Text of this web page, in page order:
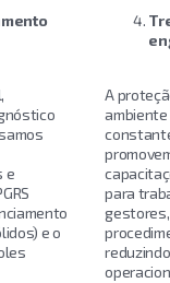
e
e o
A
ambiente
para